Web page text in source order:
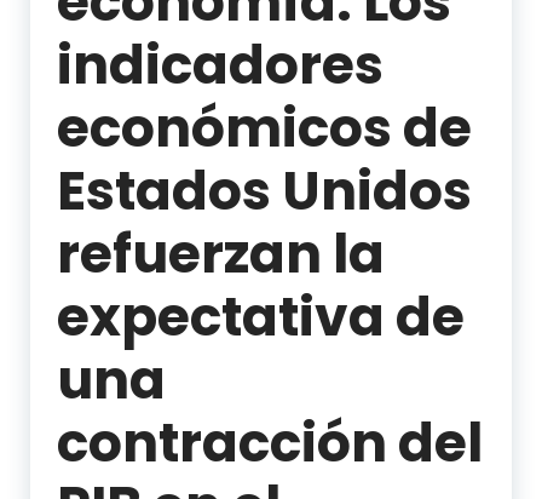
indicadores
económicos de
Estados Unidos
refuerzan la
expectativa de
una
contracción del